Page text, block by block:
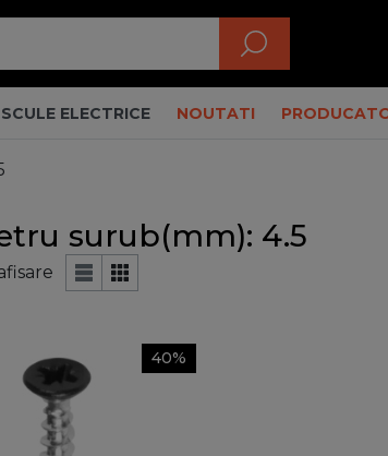
SCULE ELECTRICE NOUTATI
surub(mm): 4.5
40%